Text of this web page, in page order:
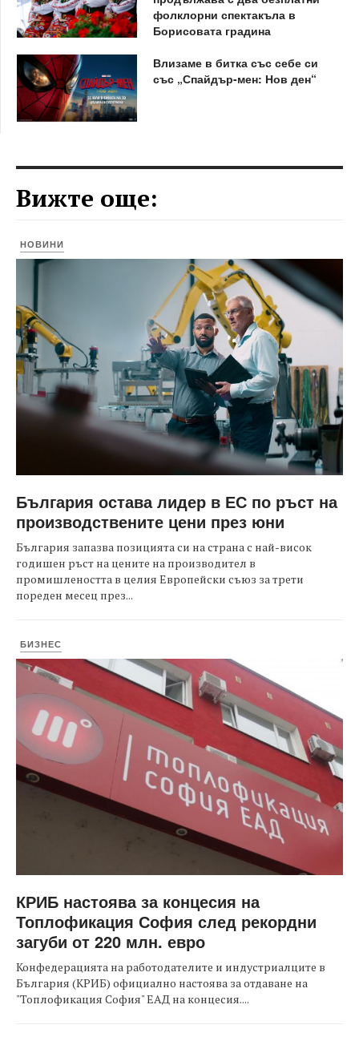
фолклорни спектакъла в
Борисовата градина
Влизаме в битка със себе си
със „Спайдър-мен: Нов ден“
Вижте още:
НОВИНИ
България остава лидер в ЕС по ръст на
производствените цени през юни
България запазва позицията си на страна с най-висок
годишен ръст на цените на производител в
промишлеността в целия Европейски съюз за трети
пореден месец през...
БИЗНЕС
КРИБ настоява за концесия на
Топлофикация София след рекордни
загуби от 220 млн. евро
Конфедерацията на работодателите и индустриалците в
България (КРИБ) официално настоява за отдаване на
"Топлофикация София" ЕАД на концесия....